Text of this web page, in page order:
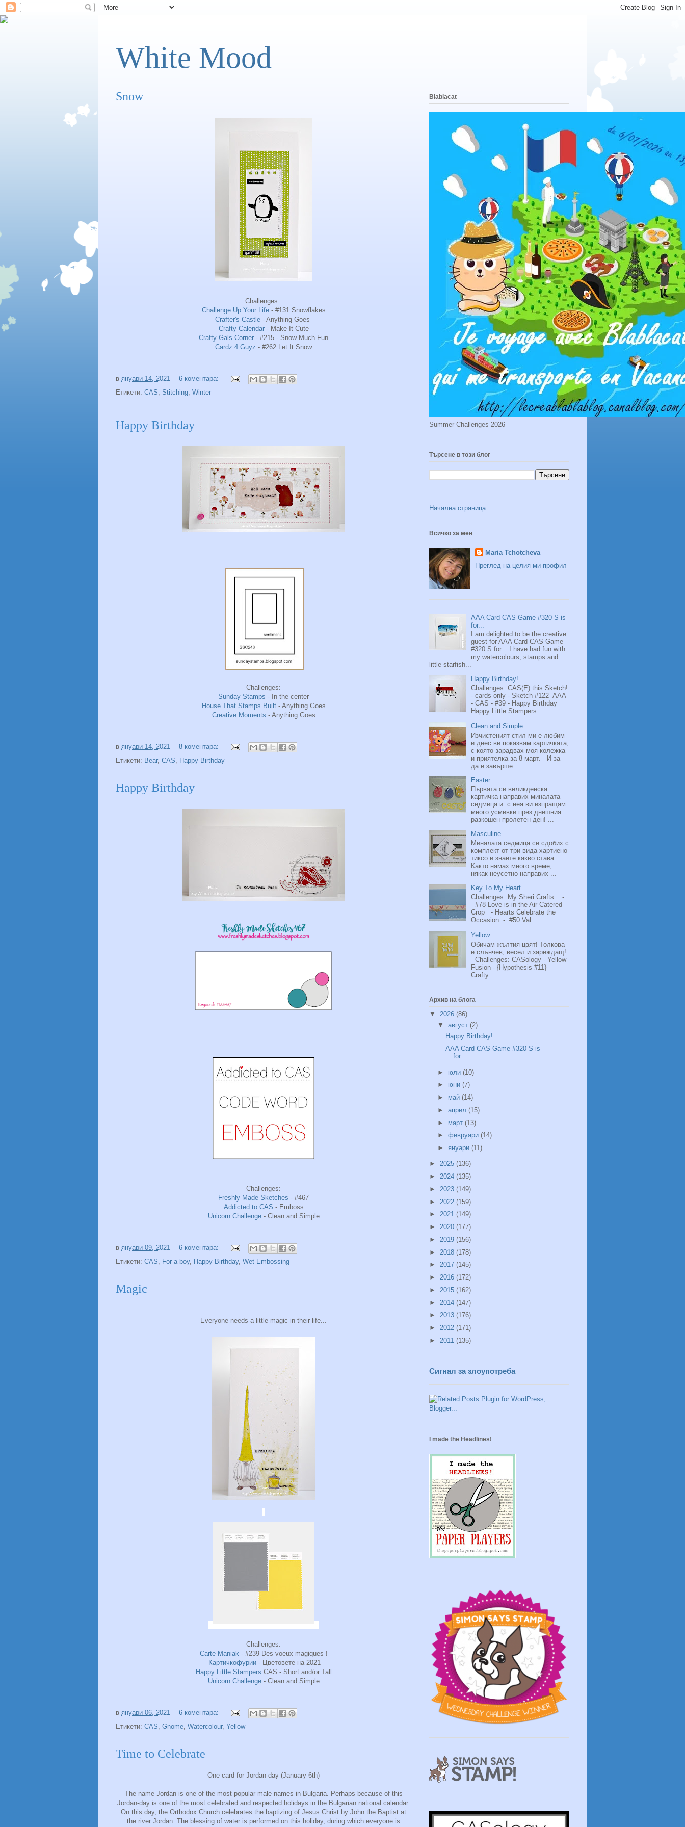
White Mood
Snow
Challenges:
Challenge Up Your Life- #131 Snowflakes
Crafter's Castle - Anything Goes
Crafty Calendar- Make It Cute
Crafty Gals Corner - #215 - Snow Much Fun
Cardz 4 Guyz - #262 Let It Snow
в януари 14, 2021
6 коментара:
Етикети: CAS Stitching Winter
Happy Birthday
Challenges:
Sunday Stamps - In the center
House That Stamps Built- Anything Goes
Creative Moments - Anything Goes
в януари 14, 2021
8 коментара:
Етикети: Bear, CAS, Happy Birthday
Happy Birthday
Challenges:
Freshly Made Sketches - #467
Addicted to CAS - Emboss
Unicorn Challenge- Clean and Simple
в януари 09, 2021
6 коментара:
Етикети: CAS For a boy, Happy Birthday, Wet Embossing
Magic
Everyone needs a little magic in their life...
Challenges:
Carte Maniak- #239 Des voeux magiques !
Картичкофурии - Цветовете на 2021
Happy Little Stampers CAS - Short and/or Tall
Unicorn Challenge- Clean and Simple
в януари 06, 2021
6 коментара:
Етикети: CAS, Gnome, Watercolour, Yellow
Time to Celebrate
One card for Jordan-day (January 6th)
The name Jordan is one of the most popular male names in Bulgaria. Perhaps because of this
Jordan-day is one of the most celebrated and respected holidays in the Bulgarian national calendar.
On this day, the Orthodox Church celebrates the baptizing of Jesus Christ by John the Baptist at
the river Jordan. The blessing of water is performed on this holiday, during which everyone is
Blablacat
Summer Challenges 2026
Търсене в този блог
Начална страница
Всичко за мен
Maria Tchotcheva
Преглед на целия ми профил
AAA Card CAS Game #320 S is
for...
I am delighted to be the creative
guest for AAA Card CAS Game
#320 S for... I have had fun with
my watercolours, stamps and
little starfish...
Happy Birthday!
Challenges: CAS(E) this Sketch!
- cards only - Sketch #122 AAA
- CAS - #39 - Happy Birthday
Happy Little Stampers...
Clean and Simple
Изчистеният стил ми е любим
и днес ви показвам картичката,
с която зарадвах моя колежка
и приятелка за 8 март. И за
да е завърше...
Easter
Първата си великденска
картичка направих миналата
седмица и с нея ви изпращам
много усмивки през днешния
разкошен пролетен ден! ...
Masculine
Миналата седмица се сдобих с
комплект от три вида хартиено
тиксо и знаете какво става...
Както нямах много време,
някак неусетно направих ...
Key To My Heart
Challenges: My Sheri Crafts -
#78 Love is in the Air Catered
Crop - Hearts Celebrate the
Occasion - #50 Val...
Yellow
Обичам жълтия цвят! Толкова
е слънчев, весел и зареждащ!
Challenges: CASology - Yellow
Fusion - {Hypothesis #11}
Crafty...
Архив на блога
▼ 2026 (86)
▼ август (2)
Happy Birthday!
AAA Card CAS Game #320 S is
for...
► юли (10)
► юни (7)
► май (14)
► април (15)
► март (13)
► февруари (14)
► януари (11)
► 2025 (136)
► 2024 (135)
► 2023 (149)
► 2022 (159)
► 2021 (149)
► 2020 (177)
► 2019 (156)
► 2018 (178)
► 2017 (145)
► 2016 (172)
► 2015 (162)
► 2014 (147)
► 2013 (176)
► 2012 (171)
► 2011 (135)
Сигнал за злоупотреба
I made the Headlines!